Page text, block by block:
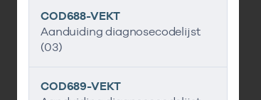
COD688-VEKT
Aanduiding diagnosecodelijst
(03)
COD689-VEKT